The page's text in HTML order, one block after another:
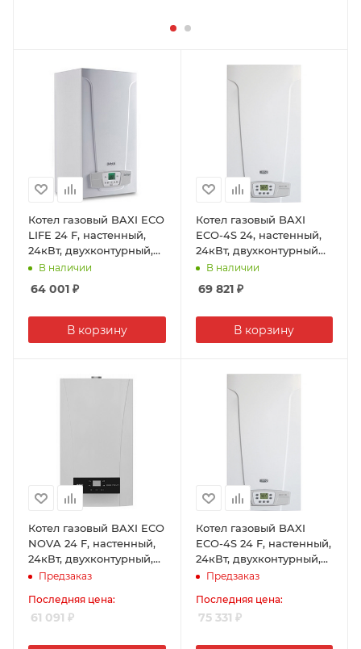
Котел газовый BAXI ECO
LIFE 24 F, настенный,
24кВт, двухконтурный,
коаксиальный
В наличии
64 001 ₽
В корзину
Котел газовый BAXI
ECO-4S 24, настенный,
24кВт, двухконтурный
атмосферный
В наличии
69 821₽
В корзину
Котел газовый BAXI ECO
NOVA 24 F, настенный,
24кВт, двухконтурный,
коаксиальный
Предзаказ
Последняя цена:
61 091 ₽
Котел газовый BAXI
ECO-4S 24 F, настенный,
24кВт, двухконтурный,
коаксиальный
Предзаказ
Последняя цена:
75 331 ₽